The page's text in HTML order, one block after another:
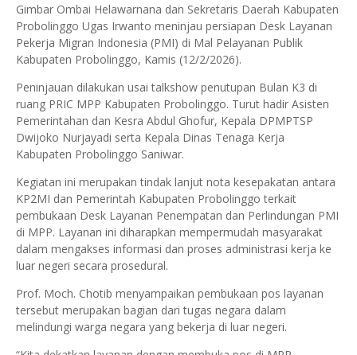
Gimbar Ombai Helawarnana dan Sekretaris Daerah Kabupaten
Probolinggo Ugas Irwanto meninjau persiapan Desk Layanan
Pekerja Migran Indonesia (PMI) di Mal Pelayanan Publik
Kabupaten Probolinggo, Kamis (12/2/2026).
Peninjauan dilakukan usai talkshow penutupan Bulan K3 di
ruang PRIC MPP Kabupaten Probolinggo. Turut hadir Asisten
Pemerintahan dan Kesra Abdul Ghofur, Kepala DPMPTSP
Dwijoko Nurjayadi serta Kepala Dinas Tenaga Kerja
Kabupaten Probolinggo Saniwar.
Kegiatan ini merupakan tindak lanjut nota kesepakatan antara
KP2MI dan Pemerintah Kabupaten Probolinggo terkait
pembukaan Desk Layanan Penempatan dan Perlindungan PMI
di MPP. Layanan ini diharapkan mempermudah masyarakat
dalam mengakses informasi dan proses administrasi kerja ke
luar negeri secara prosedural.
Prof. Moch. Chotib menyampaikan pembukaan pos layanan
tersebut merupakan bagian dari tugas negara dalam
melindungi warga negara yang bekerja di luar negeri.